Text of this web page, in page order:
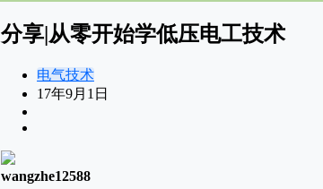
分享|从零开始学低压电工技术
电气技术
17年9月1日
wangzhe12588